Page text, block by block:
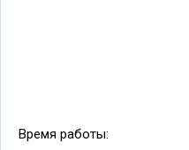
Время работы: